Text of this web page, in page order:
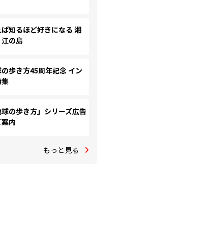
知るほど好きになる 湘
の島
歩き方45周年記念 イン
集
球の歩き方」シリーズ広告
内
もっと見る